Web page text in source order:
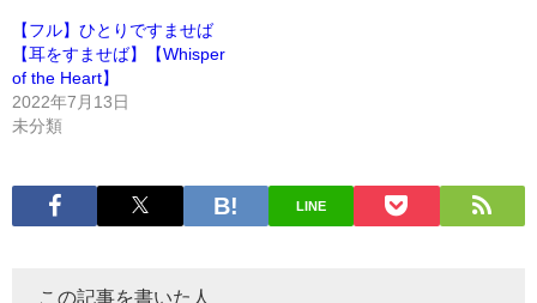
【フル】ひとりですませば
【耳をすませば】【Whisper
of the Heart】
2022年7月13日
未分類
LINE
この記事を書いた人